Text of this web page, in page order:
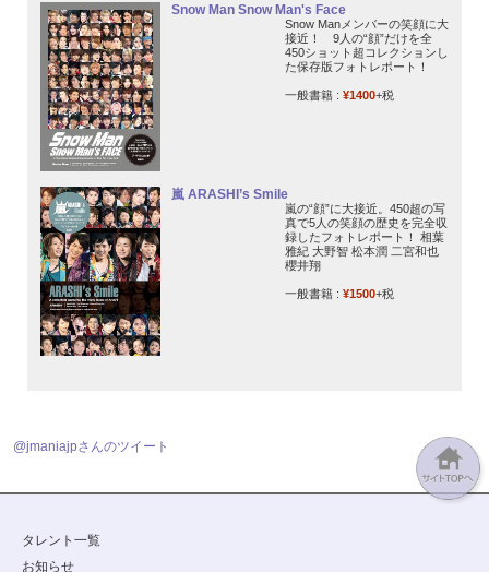
Snow Man Snow Man's Face
Snow Manメンバーの笑顔に大
接近！ 9人の“顔”だけを全
450ショット超コレクションし
た保存版フォトレポート！
一般書籍 : ¥1400+税
嵐 ARASHI’s Smile
嵐の“顔”に大接近。450超の写
真で5人の笑顔の歴史を完全収
録したフォトレポート！ 相葉
雅紀 大野智 松本潤 二宮和也
櫻井翔
一般書籍 : ¥1500+税
@jmaniajpさんのツイート
タレント一覧
お知らせ